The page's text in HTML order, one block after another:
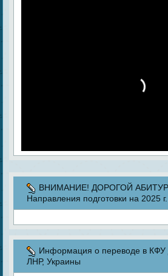
ВНИМАНИЕ! ДОРОГОЙ
Направления подготовки на 2025 г.
Информация о переводе в КФУ
ЛНР, Украины